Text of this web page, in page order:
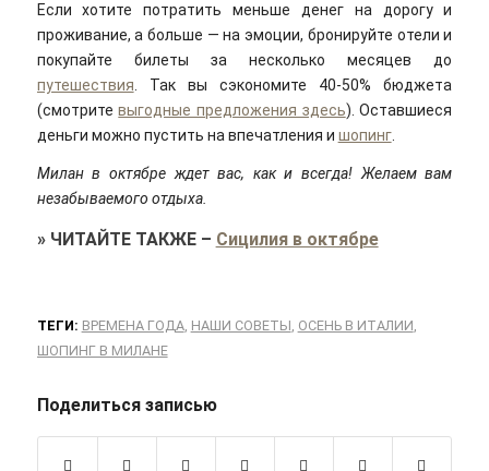
Если хотите потратить меньше денег на дорогу и
проживание, а больше — на эмоции, бронируйте отели и
покупайте билеты за несколько месяцев до
путешествия . Так вы сэкономите 40-50% бюджета
(смотритевыгодные предложения здесь). Оставшиеся
деньги можно пустить на впечатления и шопинг.
Милан в октябре ждет вас, как и всегда! Желаем вам
незабываемого отдыха.
» ЧИТАЙТЕ ТАКЖЕ– Сицилия в октябре
ТЕГИ: ВРЕМЕНА ГОДА, НАШИ СОВЕТЫ ОСЕНЬ В ИТАЛИИ
ШОПИНГ В МИЛАНЕ
Поделиться записью